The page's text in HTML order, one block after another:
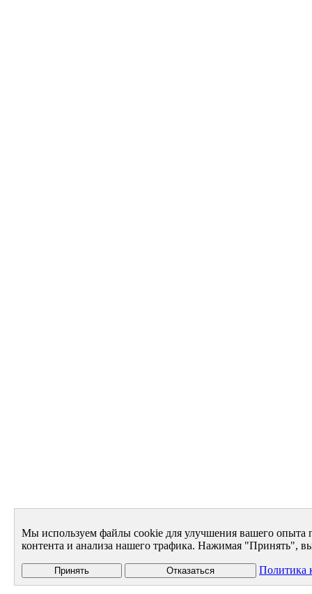
Мы используем файлы cookie для улучшения вашего опыта
контента и анализа нашего трафика. Нажимая "Принять",
Принять Отказаться Политика